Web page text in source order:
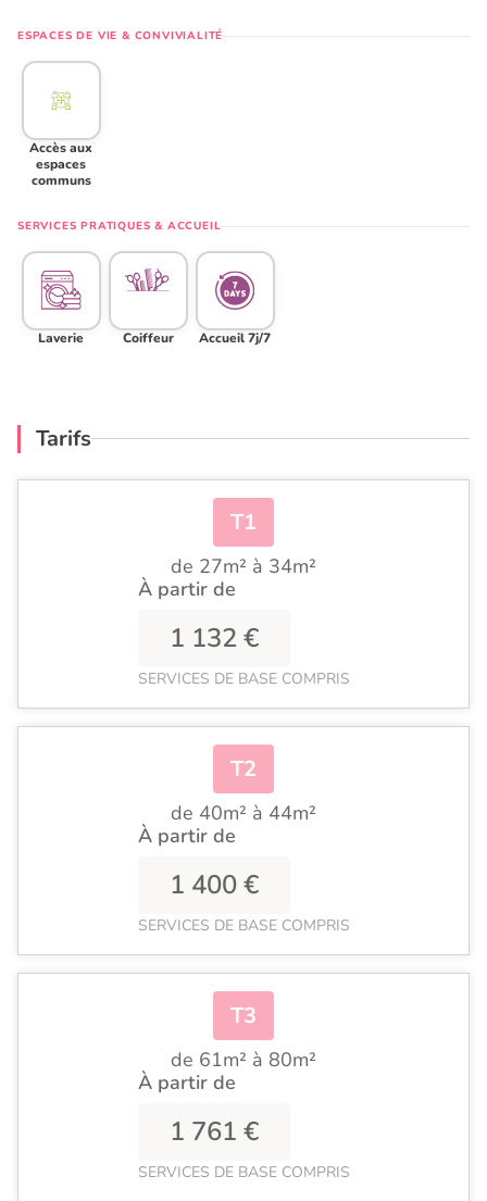
ESPACES DE VIE & CONVIVIALITÉ
Accès aux
espaces
communs
SERVICES PRATIQUES & ACCUEIL
Laverie Coiffeur Accueil 7j/7
Tarifs
T1
de 27m² à 34m²
À partir de
1 132 €
SERVICES DE BASE COMPRIS
T2
de 40m² à 44m²
À partir de
1 400 €
SERVICES DE BASE COMPRIS
T3
de 61m² à 80m²
À partir de
1 761 €
SERVICES DE BASE COMPRIS